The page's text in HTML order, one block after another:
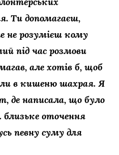
Ти допомагаєш,
не розумієш кому
під час розмови
але хотів б, щоб
в кишеню шахрая. Я
де написала, що було
близьке оточення
певну суму для